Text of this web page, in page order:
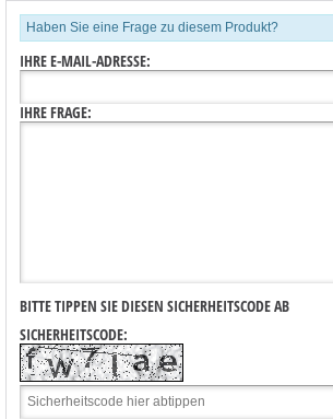
Haben Sie eine Frage zu diesem Produkt?
IHRE E-MAIL-ADRESSE:
IHRE FRAGE:
BITTE TIPPEN SIE DIESEN SICHERHEITSCODE AB
SICHERHEITSCODE: